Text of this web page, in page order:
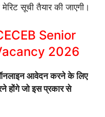
सूची तैयार की जाएगी।
Senior
2026
आवेदन करने के लिए
होंगे जो इस प्रकार से